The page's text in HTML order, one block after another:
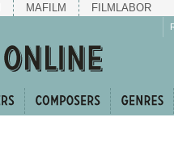
MAFILM FILMLABOR